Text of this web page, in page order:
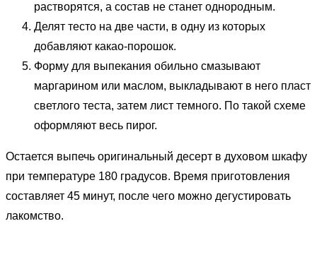
растворятся, а состав не станет однородным.
Делят тесто на две части, в одну из которых
добавляют какао-порошок.
Форму для выпекания обильно смазывают
маргарином или маслом, выкладывают в него пласт
светлого теста, затем лист темного. По такой схеме
оформляют весь пирог.
Остается выпечь оригинальный десерт в духовом шкафу
при температуре 180 градусов. Время приготовления
составляет 45 минут, после чего можно дегустировать
лакомство.